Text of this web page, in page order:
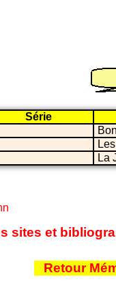
Série
La
sites et
Retour